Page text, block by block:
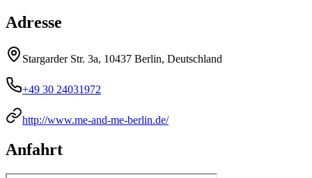
Adresse
Stargarder Str. 3a, 10437 Berlin, Deutschland
+49 30 24031972
http://www.me-and-me-berlin.de/
Anfahrt